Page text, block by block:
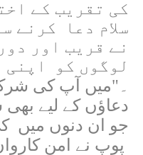
کی تقریب کے
سلام دعا کرنے
نے قریب اور
لوگوں کو اپنی
۔ "میں آپ کی
دعاؤں کے لیے بھی
جو ان دنوں میں
پوپ نے امن